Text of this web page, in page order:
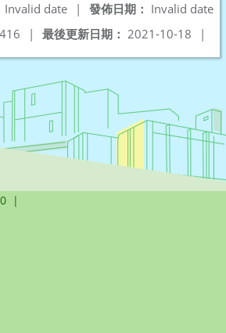
發佈日期： Invalid date
Invalid date
|
最後更新日期： 2021-10-18 |
416 |
|